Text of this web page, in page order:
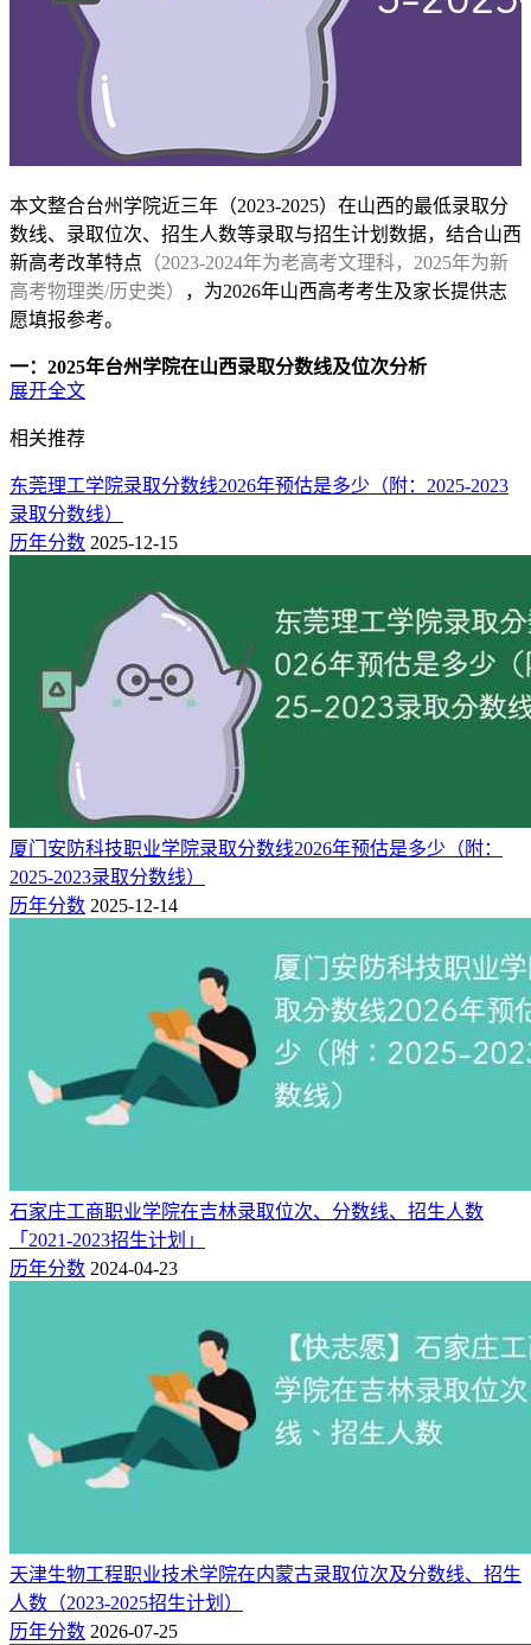
本文整合台州学院近三年（2023-2025）在山西的最低录取分
数线、录取位次、招生人数等录取与招生计划数据，结合山西
新高考改革特点 （2023-2024年为老高考文理科，2025年为新
高考物理类/历史类）
，为2026年山西高考考生及家长提供志
愿填报参考。
一：2025年台州学院在山西录取分数线及位次分析
院，与官方同步，包含2025年普通批招生分数线及历年位次波
动情况，并预估了2026年报考门槛。
物理类（最低分+最低位次）
487分，位次70087名，招生人数为45人。
对于2026年山西物理类考生来说，要成功拿到台州学院录取通
知书，本科批需努力考进全省前70087名，确保达到基本报考
门槛！
附：台州学院近三年在山西录取分数线及位次（2023-2025）
招生院校 批次 最低分
台州学院 2025 物理类 本科 487 70087
注：山西2025年起实行新高考，不再分文理科，改为物理类/
历史类。因计分规则、考生结构均已改变，2023-2024年与
2025年位次数据，2023-2024年数据仅作趋势辅助。
二：2025年台州学院在山西的招生人数
新高考网根据山西省教育考试院公布的台州学院2025年招生计
划，该校2025年在山西普通类本科批的招生人数具体如下。
要招生专业包括：应用化学4人、智能制造工程2人、土木工程
4人、给排水科学与工程5人、道路桥梁与渡河工程4人。
招生省
市
计划数（历史
类）
计划数（物理
类）
批）
2025 山西 45
台州学院（本科
2024 山西
批）
注：本文展示的仅为台州学院普通批高招数据，不包含艺体
类、专项计划、提前批等特殊类型批次招生。
展开全文
相关推荐
东莞理工学院录取分数线2026年预估是多少（附：2025-2023
录取分数线）
历年分数 2025-12-15
厦门安防科技职业学院录取分数线2026年预估是多少（附：
2025-2023录取分数线）
历年分数 2025-12-14
石家庄工商职业学院在吉林录取位次、分数线、招生人数
「2021-2023招生计划」
历年分数 2024-04-23
天津生物工程职业技术学院在内蒙古录取位次及分数线、招生
人数（2023-2025招生计划）
历年分数 2026-07-25